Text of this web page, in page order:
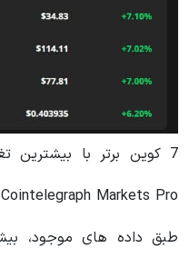
Cointelegraph Markets Pro